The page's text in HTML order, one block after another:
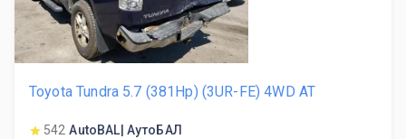
Toyota Tundra 5.7 (381Hp) (3UR-FE) 4WD AT
542 AutoBAL| АутоБАЛ